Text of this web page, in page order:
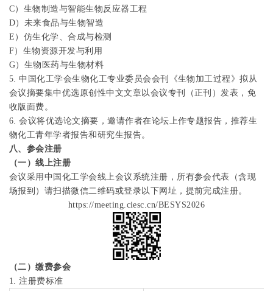
C）生物制造与智能生物反应器工程
D）未来食品与生物智造
E ）仿生化学、合成与检测
F）生物资源开发与利用
G）生物医药与生物材料
5.中国化工学会生物化工专业委员会会刊《生物加工过程》拟从
会议摘要集中优选原创性中文文章以会议专刊（正刊）发表，免
收版面费。
6.会议将优选论文摘要，邀请作者在论坛上作专题报告，推荐生
物化工青年学者报告和研究生报告。
八、参会注册
（一）线上注册
会议采用中国化工学会线上会议系统注册，所有参会代表（含现
场报到）请扫描微信二维码或登录以下网址，提前完成注册。
https://meeting.ciesc.cn/BESYS2026
（二）缴费参会
1.注册费标准